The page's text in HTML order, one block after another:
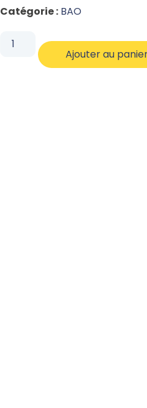
Catégorie : BAO
Ajouter au